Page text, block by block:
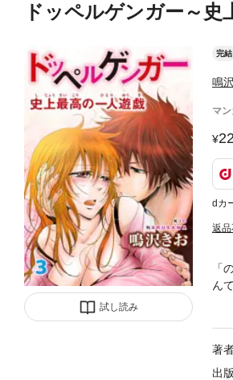
ドッペルゲンガー～史
試し読み
完結
鳴
マ
dカ
返
「
ん
に
の
著
出